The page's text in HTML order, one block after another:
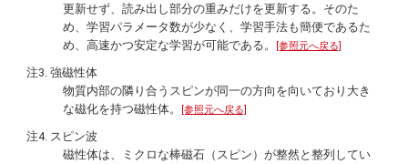
更新せず、読み出し部分の重みだけを更新する。そのた
め、学習パラメータ数が少なく、学習手法も簡便であるた
め、高速かつ安定な学習が可能である。
[参照元へ戻る]
注3. 強磁性体
物質内部の隣り合うスピンが同一の方向を向いており大き
な磁化を持つ磁性体。
[参照元へ戻る]
注4. スピン波
磁性体は、ミクロな棒磁石（スピン）が整然と整列してい